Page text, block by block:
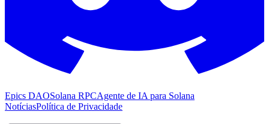
Epics DAOSolana RPCAgente de IA para Solana
NotíciasPolítica de Privacidade